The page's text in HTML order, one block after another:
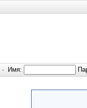
· Имя: